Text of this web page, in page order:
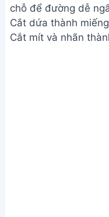
chỗ để đường dễ
Cắt dứa thành
Cắt mít và nhãn